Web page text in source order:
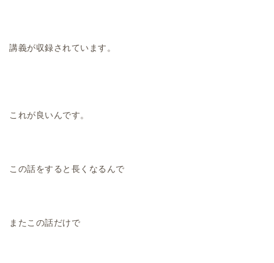
講義が収録されています。
これが良いんです。
この話をすると長くなるんで
またこの話だけで